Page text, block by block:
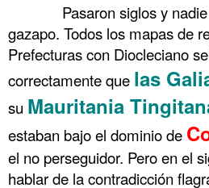
Pasaron siglos y
gazapo. Todos los mapas de
Prefecturas con Diocleciano
correctamente que las
su Mauritania
estaban bajo el dominio de
el no perseguidor. Pero en el
hablar de la contradicción